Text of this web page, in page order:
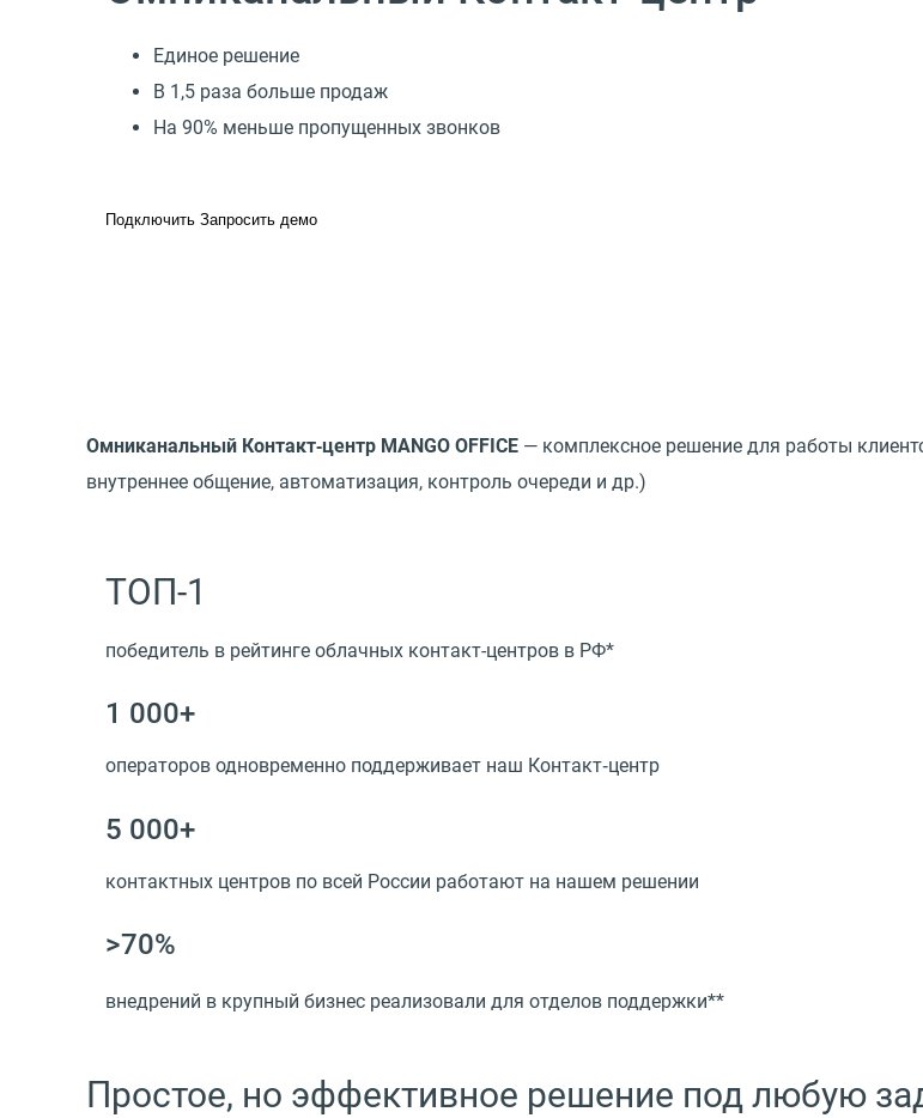
Единое решение
В 1,5 раза больше продаж
На 90% меньше пропущенных звонков
Подключить Запросить демо
Омниканальный Контакт‑центр MANGO OFFICE — комплексное решение для работы
внутреннее общение, автоматизация, контроль очереди и др.)
ТОП-1
победитель в рейтинге облачных контакт-центров в РФ*
1 000+
операторов одновременно поддерживает наш Контакт‑центр
5 000+
контактных центров по всей России работают на нашем решении
>70%
внедрений в крупный бизнес реализовали для отделов поддержки**
Простое, но эффективное решение под любую